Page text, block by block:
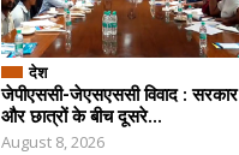
देश
जेपीएससी-जेएसएससी विवाद : सरकार
और छात्रों के बीच दूसरे...
August 8, 2026